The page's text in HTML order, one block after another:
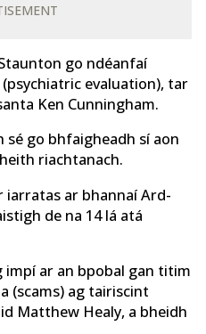
go ndéanfaí
evaluation), tar
Ken Cunningham.
sé go bhfaigheadh sí aon
riachtanach.
iarratas ar bhannaí Ard-
de na 14 lá atá
impí ar an bpobal gan titim
(scams) ag tairiscint
Matthew Healy, a bheidh